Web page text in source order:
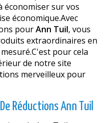
économiser sur vos
économique.Avec
pourAnn Tuil, vous
extraordinaires en
pour cela
de notre site
merveilleux pour
Réductions Ann Tuil